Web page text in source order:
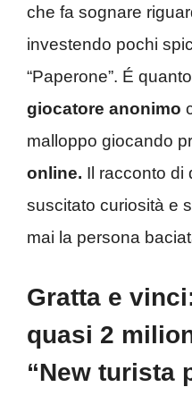
che fa sognare
investendo pochi
“Paperone”. É
giocatore anonimo
malloppo giocando
online. Il racconto di
suscitato curiosità e
mai la persona
Gratta e
quasi 2
“New turista